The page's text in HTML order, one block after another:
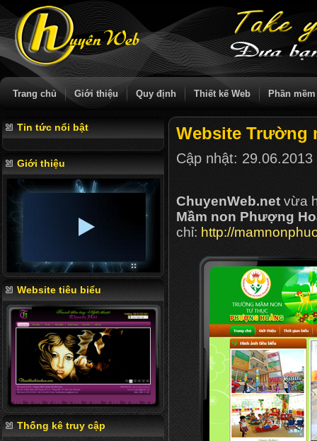
Trang chủ Giới thiệu Quy định Thiết kế Web Phần mềm
Tin tức nổi bật
Giới thiệu
Website tiêu biểu
Thống kê truy cập
Website Trường
Cập nhật: 29.06.2013
ChuyenWeb.net vừa
Mầm non Phượng
chỉ: http://